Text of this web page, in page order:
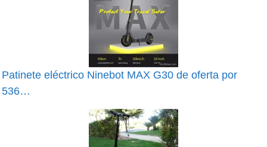
Patinete eléctrico Ninebot MAX G30 de oferta por
536…